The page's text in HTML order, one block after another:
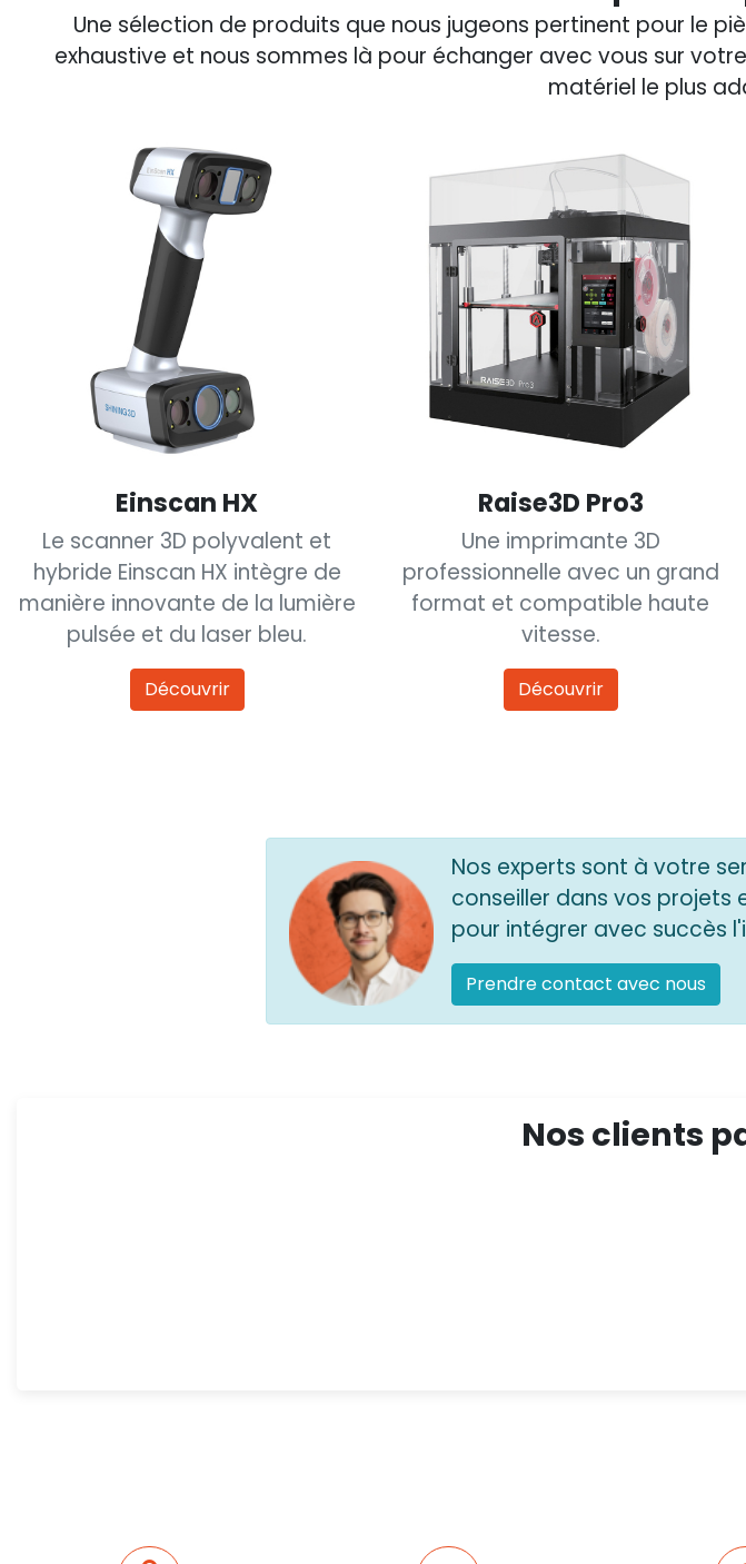
Une sélection de produits que nous jugeons pertinent pour le
exhaustive et nous sommes là pour échanger avec vous sur
matériel le plus
Einscan HX
Le scanner 3D polyvalent et
hybride Einscan HX intègre de
manière innovante de la lumière
pulsée et du laser bleu.
Découvrir
Raise3D Pro3
Une imprimante 3D
professionnelle avec un grand
format et compatible haute
vitesse.
Découvrir
Nos experts sont à votre
conseiller dans vos projets
pour intégrer avec succès
Prendre contact avec nous
Nos clients